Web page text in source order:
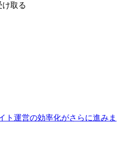
け取る
ト運営の効率化がさらに進みま